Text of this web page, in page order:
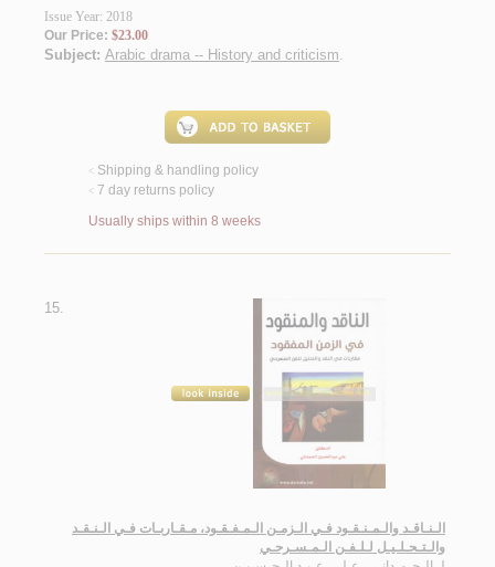
Issue Year: 2018
Our Price: $23.00
Subject: Arabic drama -- History and criticism.
< Shipping & handling policy
< 7 day returns policy
Usually ships within 8 weeks
15.
الـنـاقـد والـمـنـقـود فـي الـزمـن الـمـفـقـود، مـقـاربـات فـي الـنـقـد
والـتـحـلـيـل لـلـفـن الـمـسـرحـي